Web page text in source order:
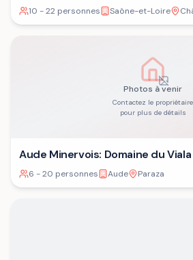
10 - 22 personnes
Saône-et-Loire
Photos à venir
Contactez le propriétaire
pour plus de détails
Aude Minervois: Domaine du Viala
6 - 20 personnes Aude Paraza